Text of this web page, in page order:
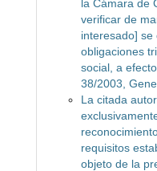
la Cámara de
verificar de
interesado]
obligaciones
social, a
38/2003,
La citada
requisitos
objeto de la